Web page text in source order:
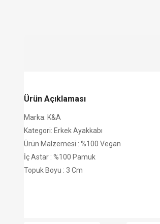
Ürün Açıklaması
Marka: K&A
Kategori: Erkek Ayakkabı
Ürün Malzemesi : %100 Vegan
İç Astar : %100 Pamuk
Topuk Boyu : 3 Cm